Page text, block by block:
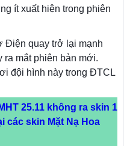
ít xuất hiện trong phiên
Điện quay trở lại mạnh
ra mắt phiên bản mới.
đội hình này trong ĐTCL
25.11 không ra skin 1
các skin Mặt Nạ Hoa